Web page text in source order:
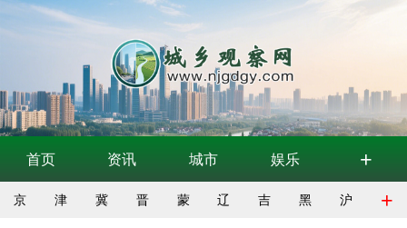
首页 资讯 城市 娱乐 +
京 津 冀 晋 蒙 辽 吉 黑 沪 +